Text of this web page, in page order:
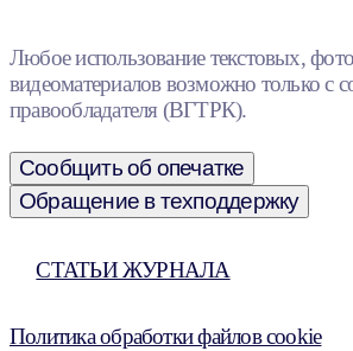
Любое использование текстовых,
видеоматериалов возможно только с
правообладателя (ВГТРК).
Сообщить об опечатке
Обращение в техподдержку
СТАТЬИ ЖУРНАЛА
Политика обработки файлов cookie